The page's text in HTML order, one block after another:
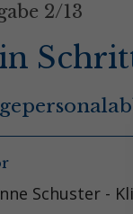
2/13
Schuster -